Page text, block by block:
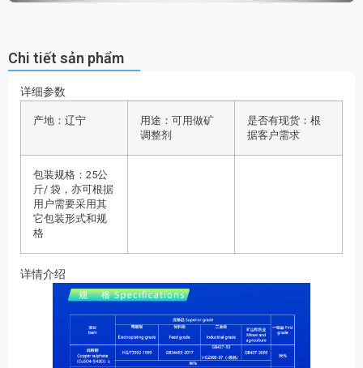
Chi tiết sản phẩm
详细参数
产地：辽宁
用途：可用做矿
调整剂
是否有现货：根
据客户需求
包装规格：25公
斤/ 袋，亦可根据
用户需要采用其
它包装形式和规
格
详情介绍